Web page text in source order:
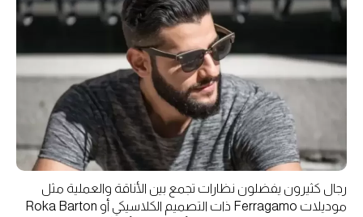
رجال كثيرون يفضلون نظارات تجمع بين الأناقة والعملية مثل
موديلات Ferragamo ذات التصميم الكلاسيكي أو Roka Barton